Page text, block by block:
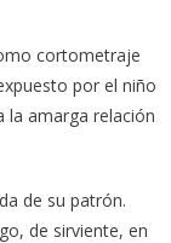
cortometraje
por el niño
amarga relación
de su patrón.
de sirviente, en